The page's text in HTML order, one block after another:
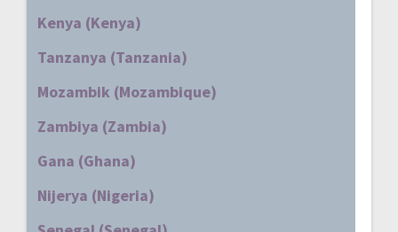
Kenya (Kenya)
Tanzanya (Tanzania)
Mozambik (Mozambique)
Zambiya (Zambia)
Gana (Ghana)
Nijerya (Nigeria)